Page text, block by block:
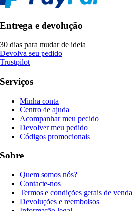
Entrega e devolução
30 dias para mudar de ideia
Devolva seu pedido
Trustpilot
Serviços
Minha conta
Centro de ajuda
Acompanhar meu pedido
Devolver meu pedido
Códigos promocionais
Sobre
Quem somos nós?
Contacte-nos
Termos e condições gerais de venda
Devoluções e reembolsos